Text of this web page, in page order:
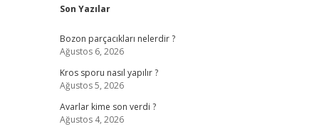
Sidebar
Son Yazılar
Bozon parçacıkları nelerdir ?
Ağustos 6, 2026
Kros sporu nasıl yapılır ?
Ağustos 5, 2026
Avarlar kime son verdi ?
Ağustos 4, 2026